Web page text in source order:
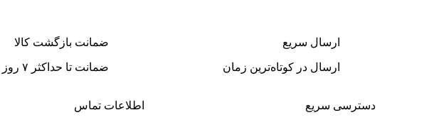
ارسال سریع
ارسال در کوتاه‌ترین زمان
ضمانت بازگشت کالا
ضمانت تا حداکثر ۷ روز
دسترسی سریع اطلاعات تماس